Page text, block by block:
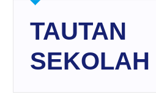
TAUTAN
SEKOLAH